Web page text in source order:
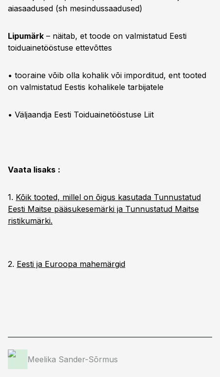
aiasaadused (sh mesindussaadused)
Lipumärk – näitab, et toode on valmistatud Eesti
toiduainetööstuse ettevõttes
• tooraine võib olla kohalik või imporditud, ent tooted
on valmistatud Eestis kohalikele tarbijatele
• Väljaandja Eesti Toiduainetööstuse Liit
Vaata lisaks :
1. Kõik tooted, millel on õigus kasutada Tunnustatud
Eesti Maitse pääsukesemärki ja Tunnustatud Maitse
ristikumärki.
2. Eesti ja Euroopa mahemärgid
Meelika Sander-Sõrmus